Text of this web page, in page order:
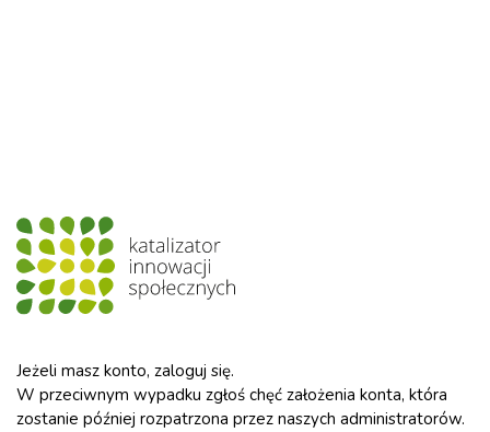
Jeżeli masz konto, zaloguj się.
W przeciwnym wypadku zgłoś chęć założenia konta, która
zostanie później rozpatrzona przez naszych administratorów.